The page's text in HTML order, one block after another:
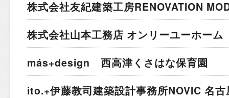
株式会社友紀建築工房RENOVATION
株式会社山本工務店 オンリーユーホー
más+design 西高津くさはな保育園
ito.+伊藤教司建築設計事務所NOVIC 名